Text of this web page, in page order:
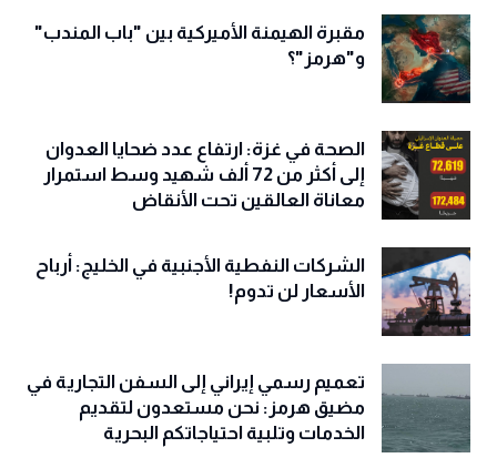
مقبرة الهيمنة الأميركية بين "باب المندب"
و"هرمز"؟
الصحة في غزة: ارتفاع عدد ضحايا العدوان
إلى أكثر من 72 ألف شهيد وسط استمرار
معاناة العالقين تحت الأنقاض
الشركات النفطية الأجنبية في الخليج: أرباح
الأسعار لن تدوم!
تعميم رسمي إيراني إلى السفن التجارية في
مضيق هرمز: نحن مستعدون لتقديم
الخدمات وتلبية احتياجاتكم البحرية